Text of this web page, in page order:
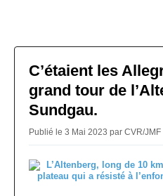
C’étaient les
grand tour de
Sundgau.
Publié le 3 Mai 2023 par CVR/JMF